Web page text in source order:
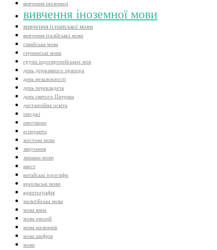
вивчення іноземної
вивчення іноземної мови
вивчення іспанської мови
вивчення італійської мови
гавайська мова
германські мови
групи індоєвропейських мов
день державного прапора
день незалежності
день перекладача
день святого Патрика
дистанційна освіта
емоджі
емотікони
есперанто
жестова мова
звертання
змішані мови
квест
китайські ієрогліфи
креольські мови
криптографія
мальтійська мова
мова вина
мова емоцій
мова малюнків
мова шифрів
мови